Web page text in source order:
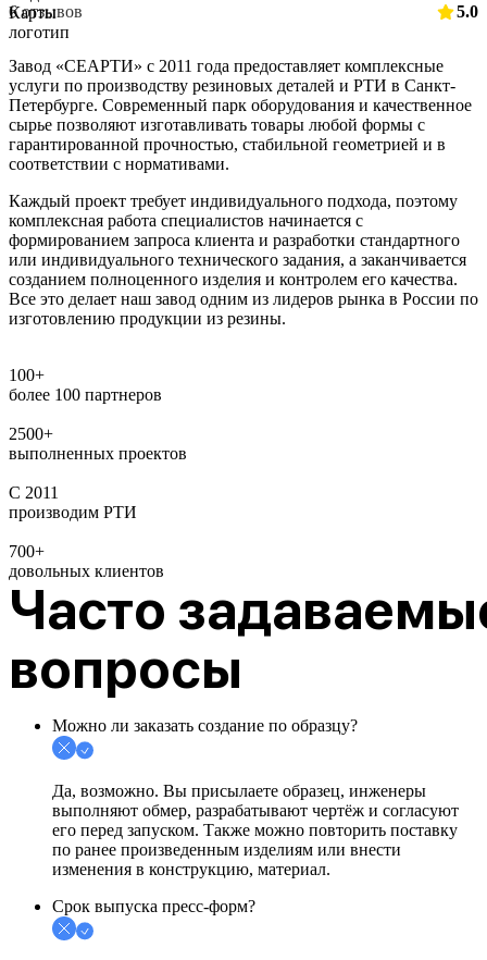
6 отзывов
5.0
Завод «СЕАРТИ» с 2011 года предоставляет комплексные
услуги по производству резиновых деталей и РТИ в Санкт-
Петербурге. Современный парк оборудования и качественное
сырье позволяют изготавливать товары любой формы с
гарантированной прочностью, стабильной геометрией и в
соответствии с нормативами.
Каждый проект требует индивидуального подхода, поэтому
комплексная работа специалистов начинается с
формированием запроса клиента и разработки стандартного
или индивидуального технического задания, а заканчивается
созданием полноценного изделия и контролем его качества.
Все это делает наш завод одним из лидеров рынка в России по
изготовлению продукции из резины.
100+
более 100 партнеров
2500+
выполненных проектов
С 2011
производим РТИ
700+
довольных клиентов
Часто
вопросы
Можно ли заказать создание по образцу?
Да, возможно. Вы присылаете образец, инженеры
выполняют обмер, разрабатывают чертёж и согласуют
его перед запуском. Также можно повторить поставку
по ранее произведенным изделиям или внести
изменения в конструкцию, материал.
Срок выпуска пресс-форм?